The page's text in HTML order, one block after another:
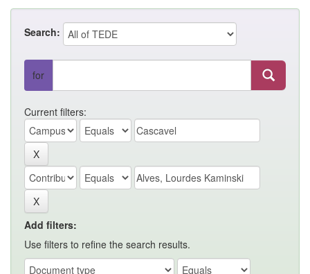
Search:
for
Current filters:
Add filters:
Use filters to refine the search results.